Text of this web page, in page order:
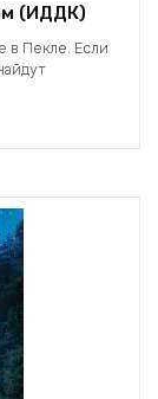
(ИДДК)
в Пекле. Если